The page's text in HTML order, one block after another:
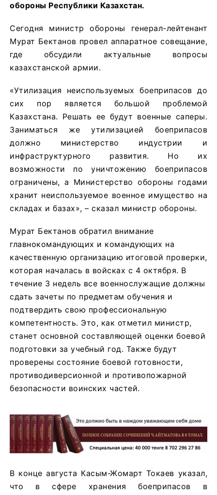
обороны Республики Казахстан.
Сегодня министр обороны генерал-лейтенант
Мурат Бектанов провел аппаратное совещание,
где обсудили актуальные вопросы
казахстанской армии.
«Утилизация неиспользуемых боеприпасов до
сих пор является большой проблемой
Казахстана. Решать ее будут военные саперы.
Заниматься же утилизацией боеприпасов
должно министерство индустрии и
инфраструктурного развития. Но их
возможности по уничтожению боеприпасов
ограничены, а Министерство обороны годами
хранит неиспользуемое военное имущество на
складах и базах», – сказал министр обороны.
Мурат Бектанов обратил внимание
главнокомандующих и командующих на
качественную организацию итоговой проверки,
которая началась в войсках с 4 октября. В
течение 3 недель все военнослужащие должны
сдать зачеты по предметам обучения и
подтвердить свою профессиональную
компетентность. Это, как отметил министр,
станет основной составляющей оценки боевой
подготовки за учебный год. Также будут
проверены состояние боевой готовности,
противодиверсионной и противопожарной
безопасности воинских частей.
В конце августа Касым-Жомарт Токаев указал,
что в сфере хранения боеприпасов в